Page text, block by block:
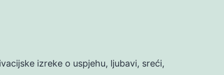
izreke o uspjehu, ljubavi, sreći,